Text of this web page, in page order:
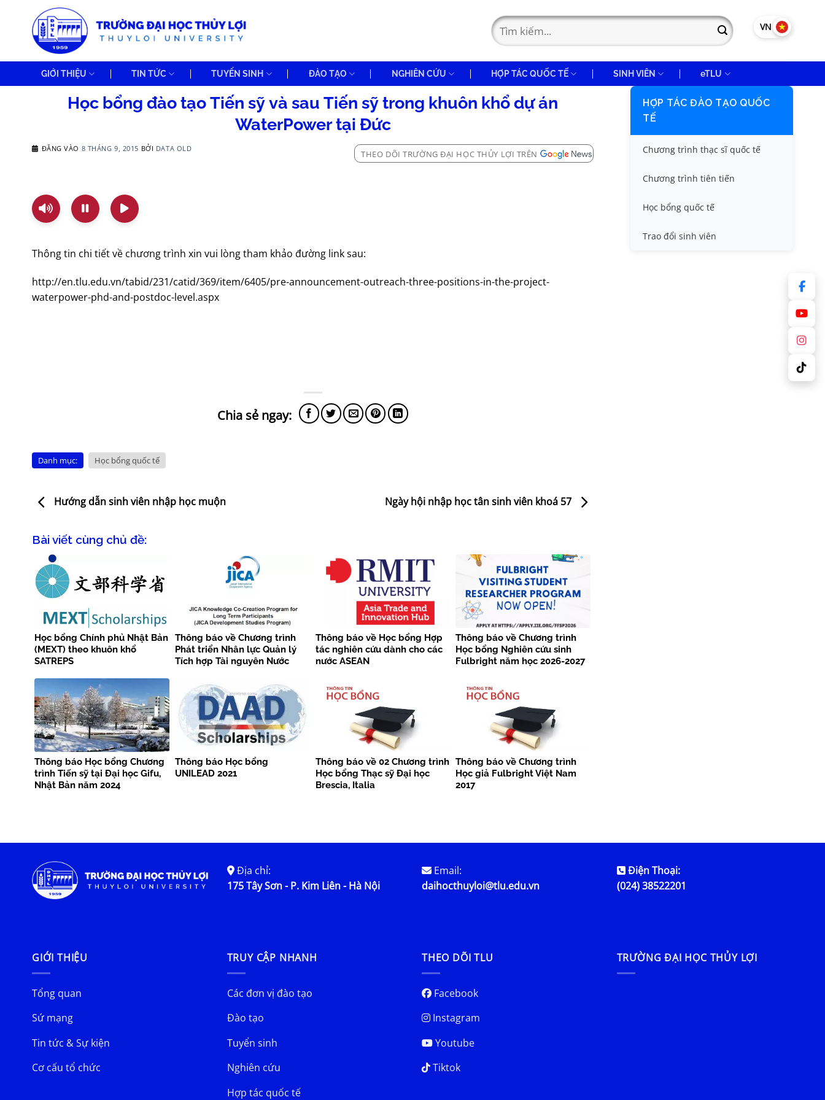
VN EN
GIỚI THIỆU TIN TỨC TUYỂN SINH ĐÀO TẠO NGHIÊN CỨU HỢP TÁC QUỐC TẾ SINH VIÊN eTLU
Học bổng đào tạo Tiến sỹ và sau Tiến sỹ trong khuôn khổ dự án
WaterPower tại Đức
ĐĂNG VÀO 8 THÁNG 9, 2015 BỞI DATA OLD
THEO DÕI TRƯỜNG ĐẠI HỌC THỦY LỢI TRÊN
Thông tin chi tiết về chương trình xin vui lòng tham khảo đường link sau:
http://en.tlu.edu.vn/tabid/231/catid/369/item/6405/pre-announcement-outreach-three-positions-in-the-project-
waterpower-phd-and-postdoc-level.aspx
Danh mục: Học bổng quốc tế
Hướng dẫn sinh viên nhập học muộn Ngày hội nhập học tân sinh viên khoá 57
Bài viết cùng chủ đề:
Học bổng Chính phủ Nhật Bản
(MEXT) theo khuôn khổ
SATREPS
Thông báo về Chương trình
Phát triển Nhân lực Quản lý
Tích hợp Tài nguyên Nước
Thông báo về Học bổng Hợp
tác nghiên cứu dành cho các
nước ASEAN
Thông báo về Chương trình
Học bổng Nghiên cứu sinh
Fulbright năm học 2026-2027
Thông báo Học bổng Chương
trình Tiến sỹ tại Đại học Gifu,
Nhật Bản năm 2024
Thông báo Học bổng
UNILEAD 2021
Thông báo về 02 Chương trình
Học bổng Thạc sỹ Đại học
Brescia, Italia
Thông báo về Chương trình
Học giả Fulbright Việt Nam
2017
HỢP TÁC ĐÀO TẠO QUỐC
TẾ
Chương trình thạc sĩ quốc tế
Chương trình tiên tiến
Học bổng quốc tế
Trao đổi sinh viên
Địa chỉ:
175 Tây Sơn - P. Kim Liên - Hà Nội
Email:
daihocthuyloi@tlu.edu.vn
Điện Thoại:
(024) 38522201
GIỚI THIỆU
Tổng quan
Sứ mạng
Tin tức & Sự kiện
Cơ cấu tổ chức
TRUY CẬP NHANH
Các đơn vị đào tạo
Đào tạo
Tuyển sinh
Nghiên cứu
Hợp tác quốc tế
THEO DÕI TLU
Facebook
Instagram
Youtube
Tiktok
TRƯỜNG ĐẠI HỌC THỦY LỢI